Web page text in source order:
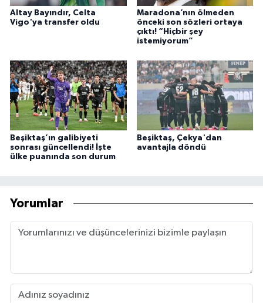
Altay Bayındır, Celta
Vigo'ya transfer oldu
Maradona’nın ölmeden
önceki son sözleri ortaya
çıktı! “Hiçbir şey
istemiyorum”
Beşiktaş’ın galibiyeti
sonrası güncellendi! İşte
ülke puanında son durum
Beşiktaş, Çekya'dan
avantajla döndü
Yorumlar